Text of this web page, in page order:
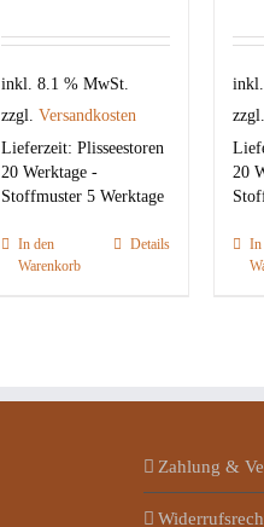
inkl. 8.1 % MwSt.
zzgl. Versandkosten
Lieferzeit: Plisseestoren
20 Werktage -
Stoffmuster 5 Werktage
In den
Warenkorb
Details
zzgl.
20
In
Zahlung &